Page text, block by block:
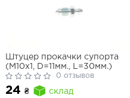
Штуцер прокачки супорта
(M10x1, D=11мм., L=30мм.)
0 отзывов
24 ₴ склад